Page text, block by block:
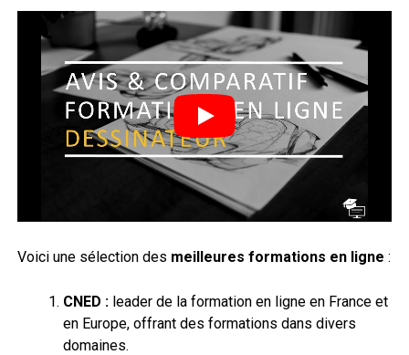
Voici une sélection des meilleures formations en ligne :
CNED :leader de la formation en ligne en France et
en Europe, offrant des formations dans divers
domaines.